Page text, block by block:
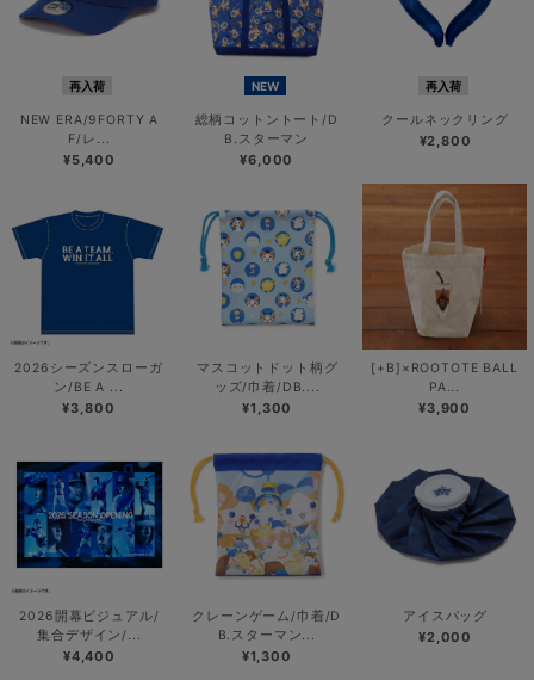
再入荷
NEW ERA/9FORTY A
F/レ...
¥5,400
NEW
総柄コットントート/D
B.スターマン
¥6,000
再入荷
クールネックリング
¥2,800
2026シーズンスローガ
ン/BE A ...
¥3,800
マスコットドット柄グ
ッズ/巾着/DB....
¥1,300
[+B]×ROOTOTE BALL
PA...
¥3,900
2026開幕ビジュアル/
集合デザイン/...
¥4,400
クレーンゲーム/巾着/D
B.スターマン...
¥1,300
アイスバッグ
¥2,000